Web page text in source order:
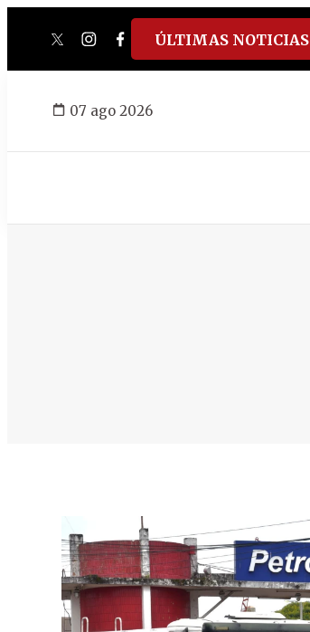
twitterinstagram
facebook
tiktokyoutube
spotify
ÚLTIMAS NOTICIAS
07 ago 2026